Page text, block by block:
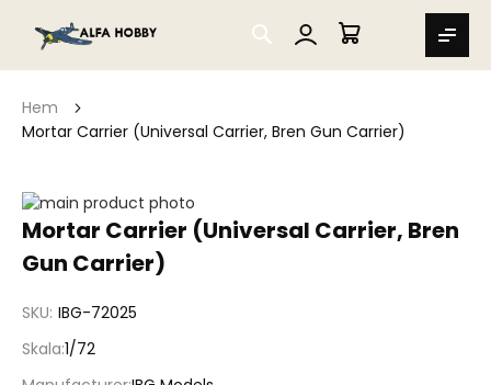
SEARCH
MIN VARUKORG
Hem
Mortar Carrier (Universal Carrier, Bren Gun Carrier)
Mortar Carrier (Universal Carrier, Bren
Gun Carrier)
SKU IBG-72025
Skala 1/72
Hoppa
till
av
Hoppa
början
bildgalleriet